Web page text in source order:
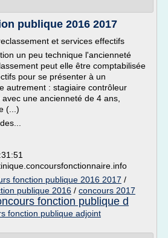
publique 2016 2017
et services effectifs
un peu technique l'ancienneté
peut elle être comptabilisée
pour se présenter à un
autrement : stagiaire contrôleur
une ancienneté de 4 ans,
(...)
fonction publique 2016 2017 /
publique 2016 / concours 2017
fonction publique d
fonction publique adjoint